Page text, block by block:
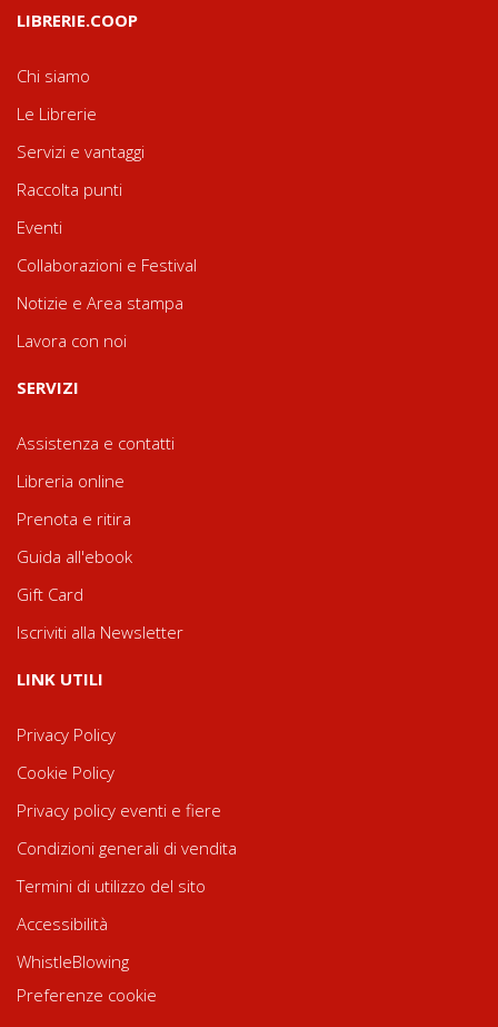
LIBRERIE.COOP
Chi siamo
Le Librerie
Servizi e vantaggi
Raccolta punti
Eventi
Collaborazioni e Festival
Notizie e Area stampa
Lavora con noi
SERVIZI
Assistenza e contatti
Libreria online
Prenota e ritira
Guida all'ebook
Gift Card
Iscriviti alla Newsletter
LINK UTILI
Privacy Policy
Cookie Policy
Privacy policy eventi e fiere
Condizioni generali di vendita
Termini di utilizzo del sito
Accessibilità
WhistleBlowing
Preferenze cookie